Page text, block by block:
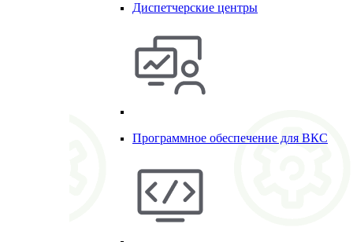
Диспетчерские центры
Программное обеспечение для ВКС